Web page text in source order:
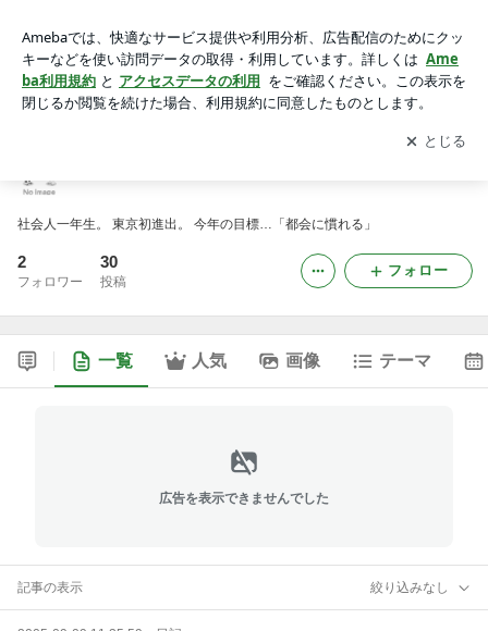
アプリをダウンロードして ブログの更新通知
を受け取りまし
ょう。
開く
社会人一年生。 東京初進出。 今年の目標…「都会に慣れる」
2
フォロワー
30
投稿
フォロー
一覧 人気 画像 テーマ
広告を表示できませんでした
記事の表示 絞り込みなし